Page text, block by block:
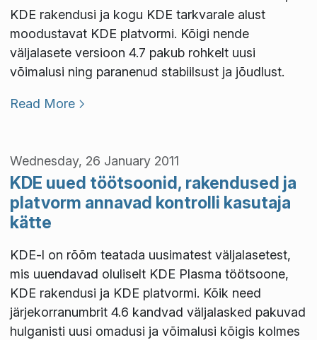
KDE rakendusi ja kogu KDE tarkvarale alust
moodustavat KDE platvormi. Kõigi nende
väljalasete versioon 4.7 pakub rohkelt uusi
võimalusi ning paranenud stabiilsust ja jõudlust.
Read More
Wednesday, 26 January 2011
KDE uued töötsoonid, rakendused ja
platvorm annavad kontrolli kasutaja
kätte
KDE-l on rõõm teatada uusimatest väljalasetest,
mis uuendavad oluliselt KDE Plasma töötsoone,
KDE rakendusi ja KDE platvormi. Kõik need
järjekorranumbrit 4.6 kandvad väljalasked pakuvad
hulganisti uusi omadusi ja võimalusi kõigis kolmes